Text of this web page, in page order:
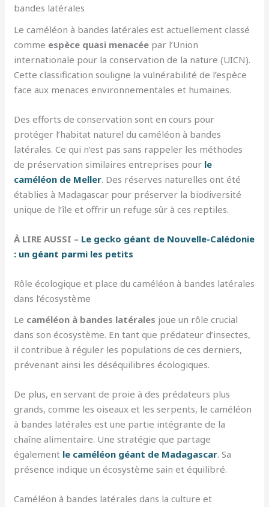
bandes latérales
Le caméléon à bandes latérales est actuellement classé
comme espèce quasi menacée par l’Union
internationale pour la conservation de la nature (UICN).
Cette classification souligne la vulnérabilité de l’espèce
face aux menaces environnementales et humaines.
Des efforts de conservation sont en cours pour
protéger l’habitat naturel du caméléon à bandes
latérales. Ce qui n’est pas sans rappeler les méthodes
de préservation similaires entreprises pour le
caméléon de Meller. Des réserves naturelles ont été
établies à Madagascar pour préserver la biodiversité
unique de l’île et offrir un refuge sûr à ces reptiles.
À LIRE AUSSI – Le gecko géant de Nouvelle-Calédonie
: un géant parmi les petits
Rôle écologique et place du caméléon à bandes latérales
dans l’écosystème
Le caméléon à bandes latérales joue un rôle crucial
dans son écosystème. En tant que prédateur d’insectes,
il contribue à réguler les populations de ces derniers,
prévenant ainsi les déséquilibres écologiques.
De plus, en servant de proie à des prédateurs plus
grands, comme les oiseaux et les serpents, le caméléon
à bandes latérales est une partie intégrante de la
chaîne alimentaire. Une stratégie que partage
également le caméléon géant de Madagascar. Sa
présence indique un écosystème sain et équilibré.
Caméléon à bandes latérales dans la culture et